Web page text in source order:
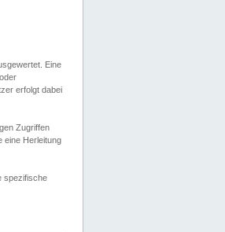
Eine
erfolgt dabei
Zugriffen
eine Herleitung
spezifische